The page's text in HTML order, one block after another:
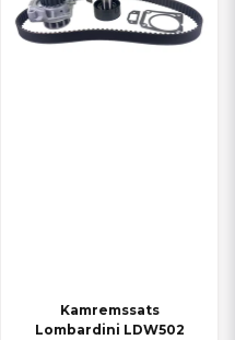
Kamremssats
Lombardini LDW502